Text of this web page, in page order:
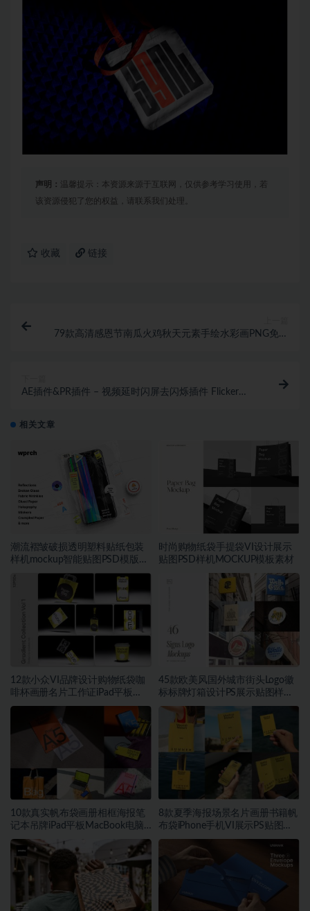
声明： 温馨提示：本资源来源于互联网，仅供参考学习使用，若
该资源侵犯了您的权益，请联系我们处理。
收藏 链接
79款高清感恩节南瓜火鸡秋天元素手绘水彩画PNG免抠
AE插件&PR插件 – 视频延时闪屏去闪烁插件 Flicker
相关文章
潮流褶皱破损透明塑料贴纸包装
样机mockup智能贴图PSD模版设
计素材
时尚购物纸袋手提袋VI设计展示
贴图PSD样机MOCKUP模板素材
12款小众VI品牌设计购物纸袋咖
啡杯画册名片工作证iPad平板
MacBook电脑iPhone手机贴图
45款欧美风国外城市街头Logo徽
标标牌灯箱设计PS展示贴图样机
模板
10款真实帆布袋画册相框海报笔
记本吊牌iPad平板MacBook电脑
Vi贴图PSD样机模板
8款夏季海报场景名片画册书籍帆
布袋iPhone手机VI展示PS贴图样
机模板